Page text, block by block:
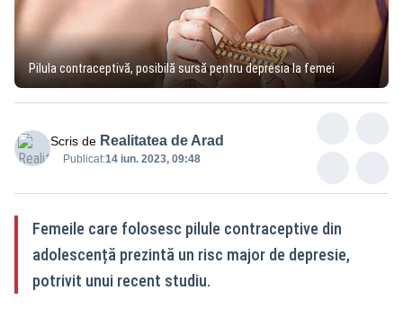
Pilula contraceptivă, posibilă sursă pentru depresia la femei
Scris de Realitatea de Arad
Publicat:14 iun. 2023, 09:48
Femeile care folosesc pilule contraceptive din
adolescență prezintă un risc major de depresie,
potrivit unui recent studiu.